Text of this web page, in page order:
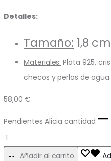
Detalles:
Tamaño: 1,8 cm
Materiales: Plata 925,
checos y perlas de agua.
58,00 €
Pendientes Alicia cantidad
Añadir al carrito